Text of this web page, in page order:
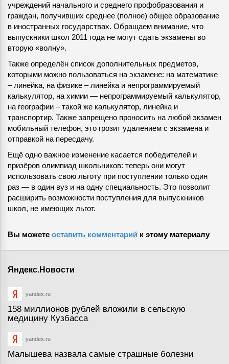
учреждений начального и среднего профобразования и
граждан, получивших среднее (полное) общее образование
в иностранных государствах. Обращаем внимание, что
выпускники школ 2011 года не могут сдать экзамены во
вторую «волну».
Также определён список дополнительных предметов,
которыми можно пользоваться на экзамене: на математике
– линейка, на физике – линейка и непрограммируемый
калькулятор, на химии — непрограммируемый калькулятор,
на географии – такой же калькулятор, линейка и
транспортир. Также запрещено проносить на любой экзамен
мобильный телефон, это грозит удалением с экзамена и
отправкой на пересдачу.
Ещё одно важное изменение касается победителей и
призёров олимпиад школьников: теперь они могут
использовать свою льготу при поступлении только один
раз — в один вуз и на одну специальность. Это позволит
расширить возможности поступления для выпускников
школ, не имеющих льгот.
Вы можете оставить комментарий к этому материалу
Яндекс.Новости
yandex.ru
158 миллионов рублей вложили в сельскую
медицину Кузбасса
yandex.ru
Малышева назвала самые страшные болезни